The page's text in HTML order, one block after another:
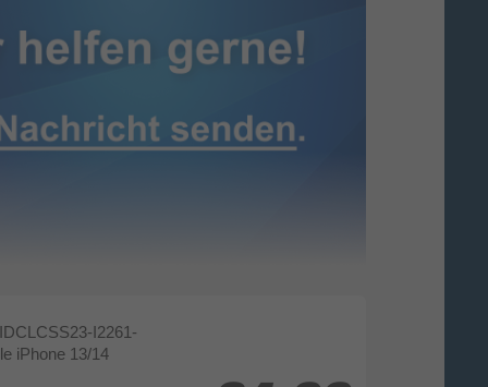
IDCLCSS23-I2261-
iPhone 13/14